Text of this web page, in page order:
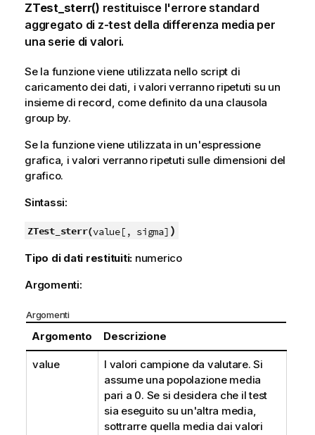
ZTest_sterr() restituisce l'errore standard
aggregato di z-test della differenza media per
una serie di valori.
Se la funzione viene utilizzata nello script di
caricamento dei dati, i valori verranno ripetuti su un
insieme di record, come definito da una clausola
group by.
Se la funzione viene utilizzata in un'espressione
grafica, i valori verranno ripetuti sulle dimensioni del
grafico.
Sintassi:
ZTest_sterr(value[, sigma] )
Tipo di dati restituiti: numerico
Argomenti:
Argomenti
Argomento Descrizione
value
I valori campione da valutare. Si
assume una popolazione media
pari a 0. Se si desidera che il test
sia eseguito su un'altra media,
sottrarre quella media dai valori